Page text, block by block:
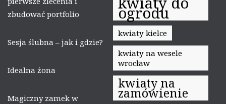
zbudować portfolio
Sesja ślubna – jak i gdzie?
Idealna żona
Magiczny zamek w
ogrodu
kwiaty kielce
kwiaty na wesele
wrocław
kwiaty na
zamówienie